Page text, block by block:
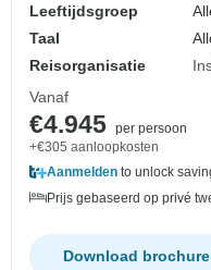
Leeftijdsgroep
Taal
Reisorganisatie
Vanaf
€4.945 per persoon
+€305 aanloopkosten
Aanmelden to unlock
Prijs gebaseerd op privé
Download brochure